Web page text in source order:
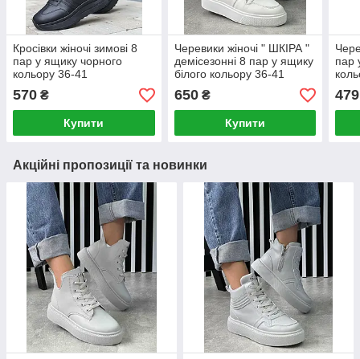
Кросівки жіночі зимові 8
пар у ящику чорного
кольору 36-41
570 ₴
Купити
Черевики жіночі " ШКІРА "
демісезонні 8 пар у ящику
білого кольору 36-41
650₴
Купити
пар
479
Акційні пропозиції та новинки